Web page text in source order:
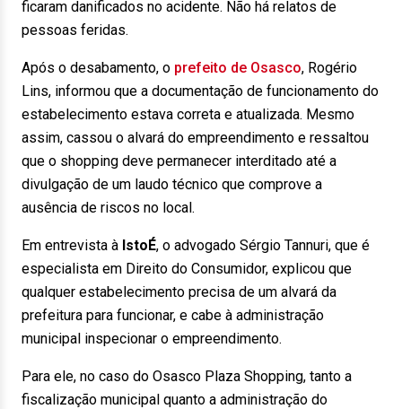
ficaram danificados no acidente. Não há relatos de
pessoas feridas.
Após o desabamento, o prefeito de Osasco, Rogério
Lins, informou que a documentação de funcionamento do
estabelecimento estava correta e atualizada. Mesmo
assim, cassou o alvará do empreendimento e ressaltou
que o shopping deve permanecer interditado até a
divulgação de um laudo técnico que comprove a
ausência de riscos no local.
Em entrevista à IstoÉ, o advogado Sérgio Tannuri, que é
especialista em Direito do Consumidor, explicou que
qualquer estabelecimento precisa de um alvará da
prefeitura para funcionar, e cabe à administração
municipal inspecionar o empreendimento.
Para ele, no caso do Osasco Plaza Shopping, tanto a
fiscalização municipal quanto a administração do